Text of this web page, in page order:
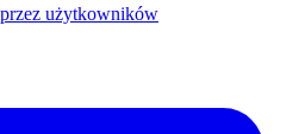
użytkowników